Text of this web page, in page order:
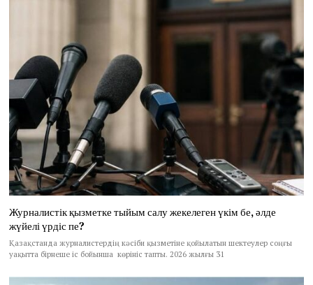
Журналистік қызметке тыйым салу жекелеген үкім бе, әлде
жүйелі үрдіс пе?
Қазақстанда журналистердің кәсіби қызметіне қойылатын шектеулер соңғы
уақытта бірнеше іс бойынша көрініс тапты. 2026 жылғы 31